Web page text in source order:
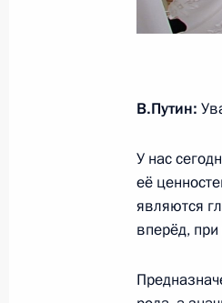
12 ноября
15 декабря
Встреча
В.Путин:
У нас
её
являются
вперёд,